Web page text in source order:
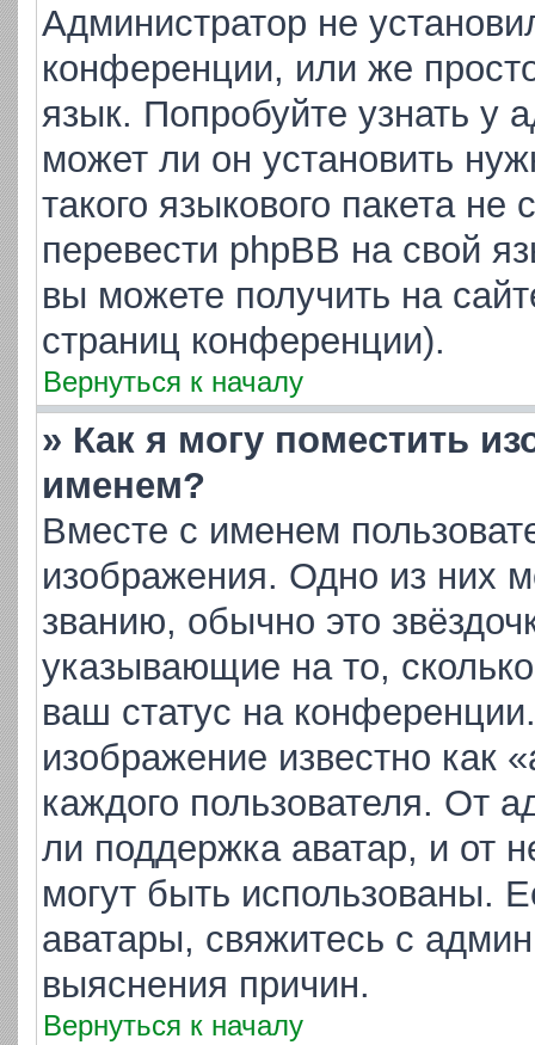
Администратор не
конференции, или же
язык. Попробуйте узнать у
может ли он установить
такого языкового пакета
перевести phpBB на свой
вы можете получить на
страниц конференции).
Вернуться к началу
» Как я могу поместить
именем?
Вместе с именем
изображения. Одно из них
званию, обычно это
указывающие на то,
ваш статус на
изображение известно как
каждого пользователя. От
ли поддержка аватар, и от
могут быть использованы.
аватары, свяжитесь с
выяснения причин.
Вернуться к началу